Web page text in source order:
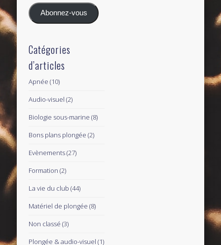
mail
Abonnez-vous
Catégories
d’articles
Apnée (10)
Audio-visuel (2)
Biologie sous-marine (8)
Bons plans plongée (2)
Evènements(27)
Formation (2)
La vie du club (44)
Matériel de plongée (8)
Non classé (3)
Plongée & audio-visuel (1)